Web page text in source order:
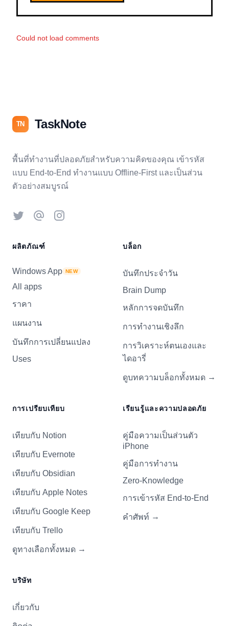
Could not load comments
TN TaskNote
พื้นที่ทำงานที่ปลอดภัยสำหรับความคิดของคุณ เข้ารหัส
แบบ End-to-End ทำงานแบบ Offline-First และเป็นส่วน
ตัวอย่างสมบูรณ์
TwitterThreadsInstagram
ผลิตภัณฑ์
Windows App NEW
All apps
ราคา
แผนงาน
บันทึกการเปลี่ยนแปลง
Uses
บล็อก
บันทึกประจำวัน
Brain Dump
หลักการจดบันทึก
การทำงานเชิงลึก
การวิเคราะห์ตนเองและ
ไดอารี่
ดูบทความบล็อกทั้งหมด →
การเปรียบเทียบ
เทียบกับ Notion
เทียบกับ Evernote
เทียบกับ Obsidian
เทียบกับ Apple Notes
เทียบกับ Google Keep
เทียบกับ Trello
ดูทางเลือกทั้งหมด →
เรียนรู้และความปลอดภัย
คู่มือความเป็นส่วนตัว
iPhone
คู่มือการทำงาน
Zero-Knowledge
การเข้ารหัส End-to-End
คำศัพท์ →
บริษัท
เกี่ยวกับ